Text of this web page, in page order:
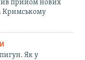
прийом нових
Кримському
Як у